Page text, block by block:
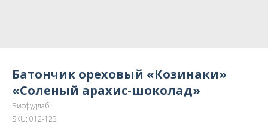
Батончик ореховый «Козинаки»
«Соленый арахис-шоколад»
Биофудлаб
SKU: 012-123